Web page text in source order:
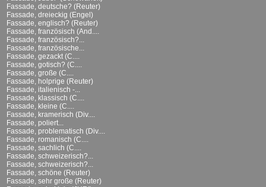
Fassade, deutsche? (Reuter)
Fassade, dreieckig (Engel)
Fassade, englisch? (Reuter)
Fassade, französisch (And....
Fassade, französisch?...
Fassade, französische...
Fassade, gezackt (C....
Fassade, gotisch? (C....
Fassade, große (C....
Fassade, holprige (Reuter)
Fassade, italienisch -...
Fassade, klassisch (C....
Fassade, kleine (C....
Fassade, kramerisch (Div....
Fassade, poliert...
Fassade, problematisch (Div....
Fassade, romanisch (C....
Fassade, sachlich (C....
Fassade, schweizerisch?...
Fassade, schweizerisch?...
Fassade, schöne (Reuter)
Fassade, sehr große (Reuter)